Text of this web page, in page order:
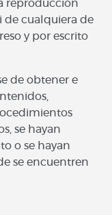
reproducción
de cualquiera de
y por escrito
de obtener e
se hayan
o se hayan
se encuentren